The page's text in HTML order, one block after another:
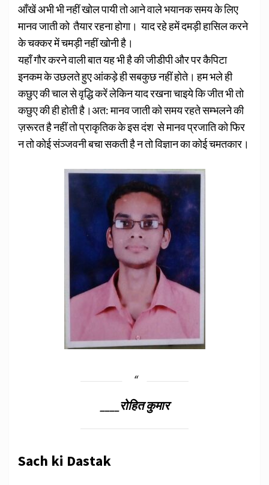
आँखें अभी भी नहीं खोल पायी तो आने वाले भयानक समय के लिए
मानव जाती को तैयार रहना होगा। याद रहे हमें दमड़ी हासिल करने
के चक्कर में चमड़ी नहीं खोनी है।
यहाँ गौर करने वाली बात यह भी है की जीडीपी और पर कैपिटा
इनकम के उछलते हुए आंकड़े ही सबकुछ नहीं होते। हम भले ही
कछुए की चाल से वृद्धि करें लेकिन याद रखना चाइये कि जीत भी तो
कछुए की ही होती है।अत: मानव जाती को समय रहते सम्भलने की
ज़रूरत है नहीं तो प्राकृतिक के इस दंश से मानव प्रजाति को फिर
न तो कोई संञ्जवनी बचा सकती है न तो विज्ञान का कोई चमतकार।
____रोहित कुमार
Sach ki Dastak